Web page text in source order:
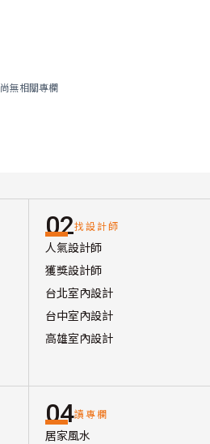
尚無相關專欄
02找設計師
人氣設計師
獲獎設計師
台北室內設計
台中室內設計
高雄室內設計
04讀專欄
居家風水